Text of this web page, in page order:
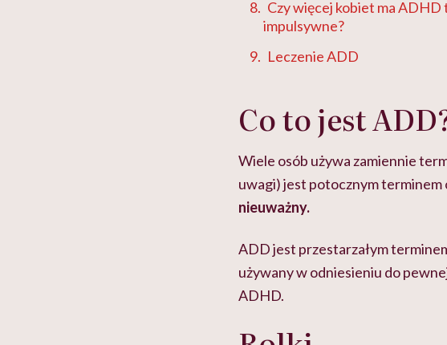
Czy więcej kobiet ma
impulsywne?
Leczenie ADD
Co to jest
Wiele osób używa zamiennie
uwagi) jest potocznym
nieuważny.
ADD jest przestarzałym
używany w odniesieniu do
ADHD.